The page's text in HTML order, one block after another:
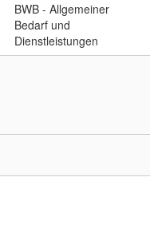
BWB - Allgemeiner
Bedarf und
Dienstleistungen